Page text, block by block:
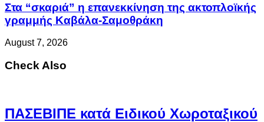
Στα “σκαριά” η επανεκκίνηση της ακτοπλοϊκής
γραμμής Καβάλα-Σαμοθράκη
August 7, 2026
Check Also
ΠΑΣΕΒΙΠΕ κατά Ειδικού Χωροταξικού